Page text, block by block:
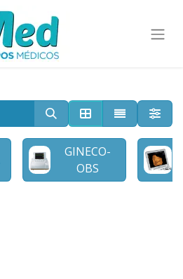
GINECO-
OBS